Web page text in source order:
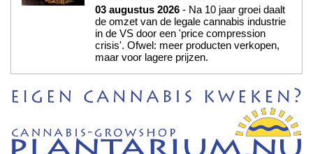
03 augustus 2026 - Na 10 jaar groei daalt
de omzet van de legale cannabis industrie
in de VS door een 'price compression
crisis'. Ofwel: meer producten verkopen,
maar voor lagere prijzen.